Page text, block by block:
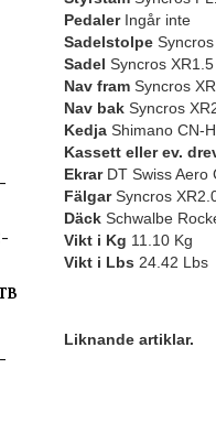
PedalerIngår inte
SadelstolpeSyncros
Sadel Syncros
Nav framSyncros
Nav bakSyncros
KedjaShimano CN-
Kassett eller ev.
EkrarDT Swiss Aero
FälgarSyncros
DäckSchwalbe
Vikt i Kg 11.10 Kg
Vikt i Lbs 24.42 Lbs
Liknande artiklar.